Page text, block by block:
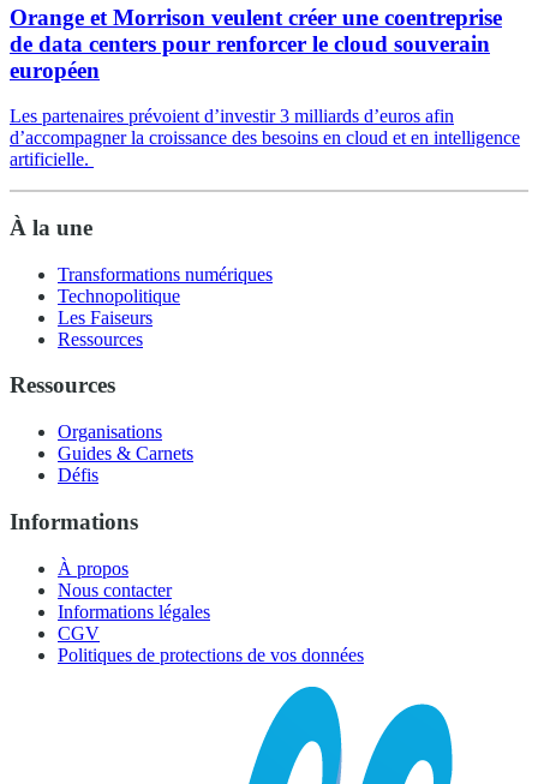
Orange et Morrison veulent créer une coentreprise
de data centers pour renforcer le cloud souverain
européen
Les partenaires prévoient d’investir 3 milliards d’euros afin
d’accompagner la croissance des besoins en cloud et en intelligence
artificielle.
À la une
Transformations numériques
Technopolitique
Les Faiseurs
Ressources
Ressources
Organisations
Guides & Carnets
Défis
Informations
À propos
Nous contacter
Informations légales
CGV
Politiques de protections de vos données